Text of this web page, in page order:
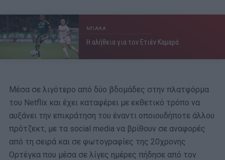
ΜΠΑΛΑ
Η αλήθεια για τον Ετιέν Καμαρά
Μέσα σε λιγότερο από δύο βδομάδες στην πλατφόρμα
του Netflix και έχει καταφέρει με εκθετικό τρόπο να
αυξάνει την επικράτηση του έναντι οποιουδήποτε άλλου
πρότζεκτ, με τα social media να βρίθουν σε αναφορές
από τη σειρά και σε φωτογραφίες της 20χρονης
Ορτέγκα που μέσα σε λίγες ημέρες πήδησε από τον